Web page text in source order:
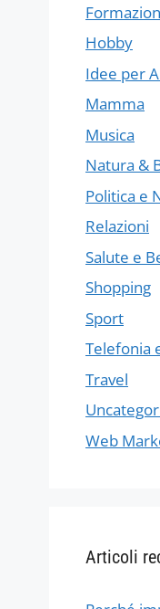
Hobby
Idee per
Mamma
Musica
Natura &
Politica e
Relazioni
Salute e
Shopping
Sport
Telefonia
Travel
Web
Articoli